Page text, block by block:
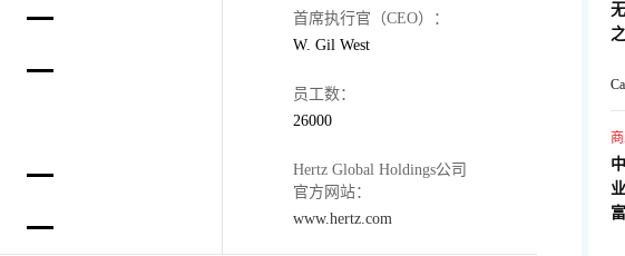
首席执行官（CEO）：
W. Gil West
员工数：
26000
Hertz Global Holdings公司
官方网站：
www.hertz.com